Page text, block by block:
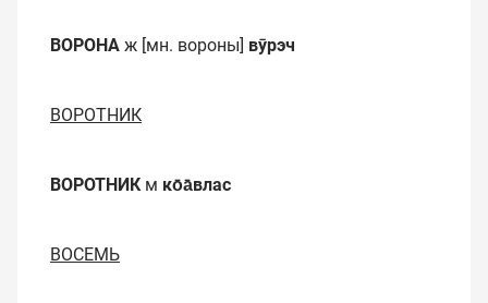
ВОРОНА ж [мн. вороны] вӯрэч
ВОРОТНИК
ВОРОТНИКм ко̄а̄влас
ВОСЕМЬ